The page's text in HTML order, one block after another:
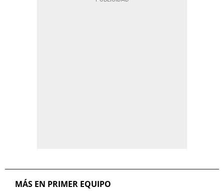
MÁS EN PRIMER EQUIPO